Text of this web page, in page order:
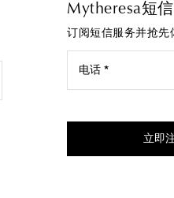
Mytheresa短
订阅短信服务并抢先
电话 *
立即